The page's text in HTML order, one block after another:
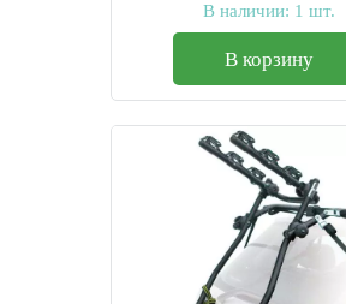
В наличии: 1 шт.
В корзину